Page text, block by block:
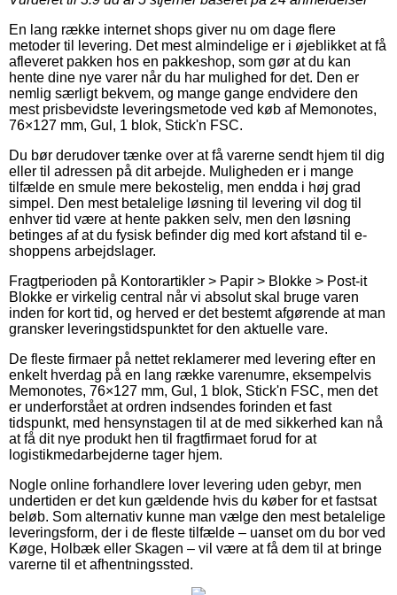
En lang række internet shops giver nu om dage flere
metoder til levering. Det mest almindelige er i øjeblikket at få
afleveret pakken hos en pakkeshop, som gør at du kan
hente dine nye varer når du har mulighed for det. Den er
nemlig særligt bekvem, og mange gange endvidere den
mest prisbevidste leveringsmetode ved køb af Memonotes,
76×127 mm, Gul, 1 blok, Stick'n FSC.
Du bør derudover tænke over at få varerne sendt hjem til dig
eller til adressen på dit arbejde. Muligheden er i mange
tilfælde en smule mere bekostelig, men endda i høj grad
simpel. Den mest betalelige løsning til levering vil dog til
enhver tid være at hente pakken selv, men den løsning
betinges af at du fysisk befinder dig med kort afstand til e-
shoppens arbejdslager.
Fragtperioden på Kontorartikler > Papir > Blokke > Post-it
Blokke er virkelig central når vi absolut skal bruge varen
inden for kort tid, og herved er det bestemt afgørende at man
gransker leveringstidspunktet for den aktuelle vare.
De fleste firmaer på nettet reklamerer med levering efter en
enkelt hverdag på en lang række varenumre, eksempelvis
Memonotes, 76×127 mm, Gul, 1 blok, Stick'n FSC, men det
er underforstået at ordren indsendes forinden et fast
tidspunkt, med hensynstagen til at de med sikkerhed kan nå
at få dit nye produkt hen til fragtfirmaet forud for at
logistikmedarbejderne tager hjem.
Nogle online forhandlere lover levering uden gebyr, men
undertiden er det kun gældende hvis du køber for et fastsat
beløb. Som alternativ kunne man vælge den mest betalelige
leveringsform, der i de fleste tilfælde – uanset om du bor ved
Køge, Holbæk eller Skagen – vil være at få dem til at bringe
varerne til et afhentningssted.